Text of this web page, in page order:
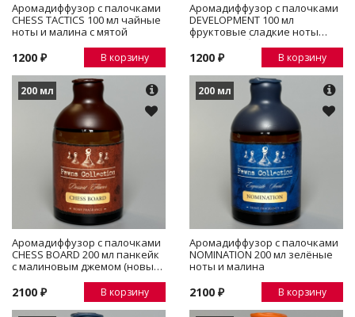
Аромадиффузор с палочками
CHESS TACTICS 100 мл чайные
ноты и малина с мятой
1200 ₽ В корзину
Аромадиффузор с палочками
DEVELOPMENT 100 мл
фруктовые сладкие ноты
сливы и амбры
1200 ₽ В корзину
200 мл
Аромадиффузор с палочками
CHESS BOARD 200 мл панкейк
с малиновым джемом (новый
2100 ₽ В корзину
200 мл
Аромадиффузор с палочками
NOMINATION 200 мл зелёные
ноты и малина
2100 ₽ В корзину